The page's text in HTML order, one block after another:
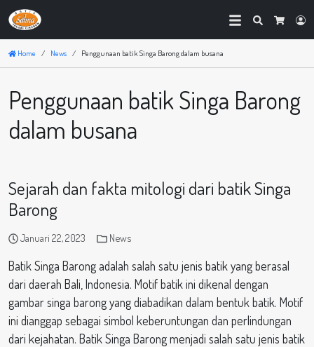
Search
Home News Penggunaan batik Singa Barong dalam busana
Penggunaan batik Singa Barong
dalam busana
Sejarah dan fakta mitologi dari batik Singa
Barong
Januari 22, 2023 News
Batik Singa Barong adalah salah satu jenis batik yang berasal
dari daerah Bali, Indonesia. Motif batik ini dikenal dengan
gambar singa barong yang diabadikan dalam bentuk batik. Motif
ini dianggap sebagai simbol keberuntungan dan perlindungan
dari kejahatan. Batik Singa Barong menjadi salah satu jenis batik